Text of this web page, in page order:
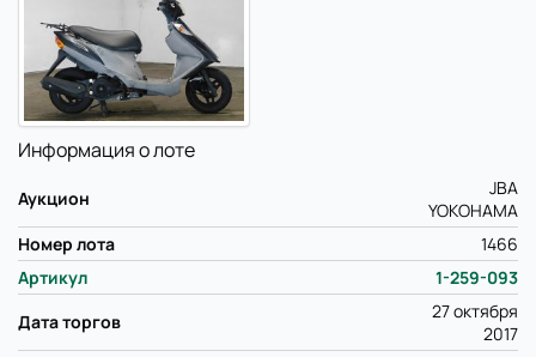
Информация о лоте
Аукцион
JBA
YOKOHAMA
Номер лота
1466
Артикул
1-259-093
Дата торгов
27 октября
2017